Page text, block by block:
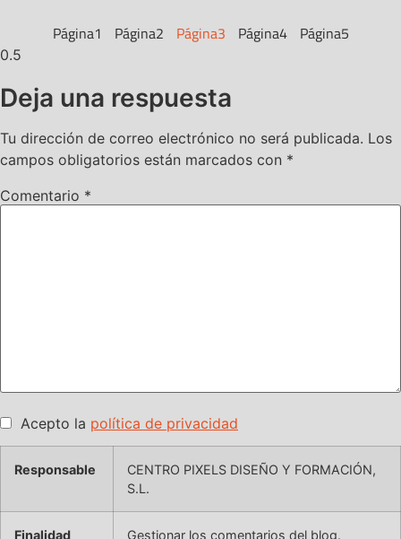
Página1 Página2 Página3 Página4 Página5
Deja una respuesta
Tu dirección de correo electrónico no será publicada. Los
campos obligatorios están marcados con *
Comentario *
Acepto la política de privacidad
Responsable
CENTRO PIXELS DISEÑO Y FORMACIÓN,
S.L.
Finalidad Gestionar los comentarios del blog.